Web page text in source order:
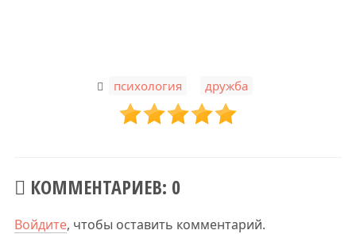
психология дружба
КОММЕНТАРИЕВ: 0
Войдите, чтобы оставить комментарий.